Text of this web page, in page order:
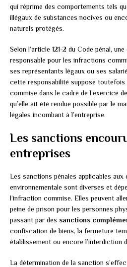
qui réprime des comportements tels
illégaux de substances nocives ou
naturels protégés.
Selon l’article 121-2 du Code pénal,
responsable pour les infractions
ses représentants légaux ou ses
cette responsabilité suppose toutefois
commise dans le cadre de l’exercice
qu’elle ait été rendue possible par le
légales incombant à l’entreprise.
Les sanctions
entreprises
Les sanctions pénales applicables aux
environnementale sont diverses et
l’infraction commise. Elles peuvent
peine de prison pour les personnes
passant par des sanctions
confiscation de biens, la fermeture
établissement ou encore l’interdiction
La détermination de la sanction